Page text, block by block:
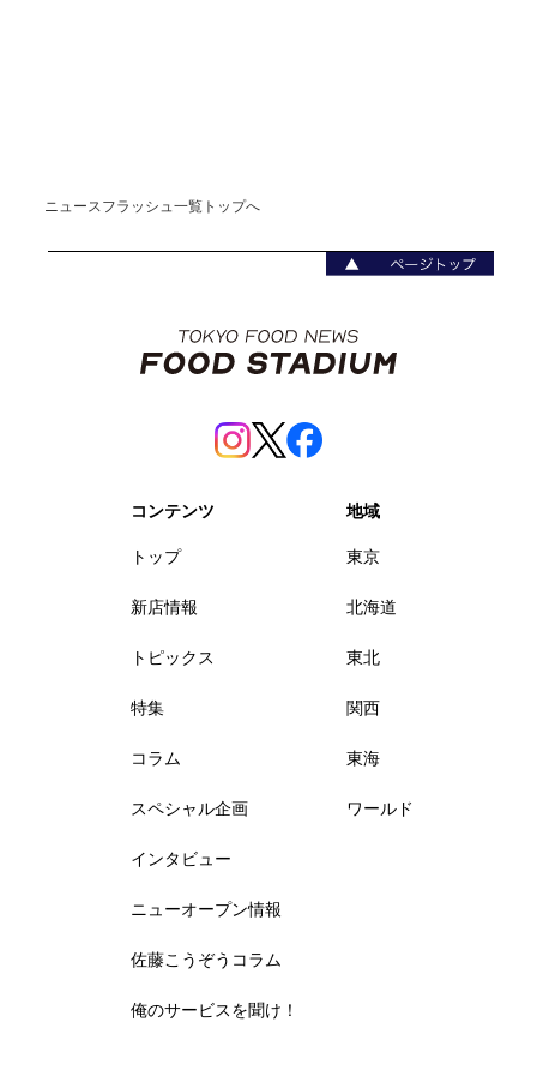
ニュースフラッシュ一覧トップへ
コンテンツ
トップ
新店情報
トピックス
特集
コラム
スペシャル企画
インタビュー
ニューオープン情報
佐藤こうぞうコラム
俺のサービスを聞け！
地域
東京
北海道
東北
関西
東海
ワールド